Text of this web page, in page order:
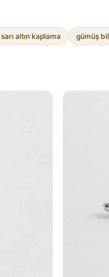
altın kaplama gümüş